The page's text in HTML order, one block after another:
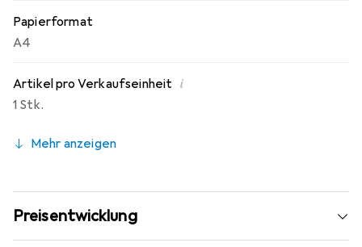
Papierformat
A4
Artikel pro Verkaufseinheit i
1 Stk.
Mehr anzeigen
Preisentwicklung